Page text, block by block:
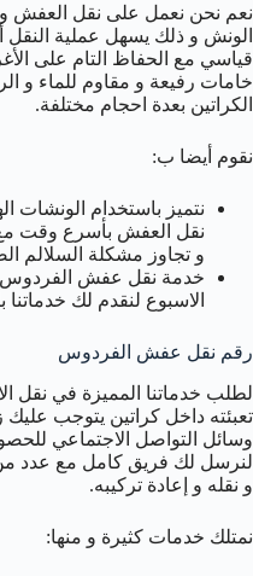
نعم نحن نعمل على نقل العفش و
الونش و ذلك يسهل عملية النقل
قياسي مع الحفاظ التام على
خامات رفيعة و مقاوم للماء و
الكراتين بعدة احجام مختلفة.
نقوم أيضا ب:
نتميز باستخدام الونشات
نقل العفش بأسرع وقت
و تجاوز مشكلة السلالم
خدمة نقل عفش الفردوس
الاسبوع لنقدم لك
رقم نقل عفش الفردوس
لطلب خدماتنا المميزة في نقل
تعبئته داخل كراتين يتوجب
وسائل التواصل الاجتماعي
لنرسل لك فريق كامل مع عدد من
و نقله و إعادة تركيبه.
نمتلك خدمات كثيرة و منها: